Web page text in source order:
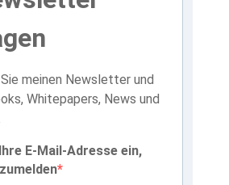
meinen Newsletter und
Whitepapers, News und
E-Mail-Adresse ein,